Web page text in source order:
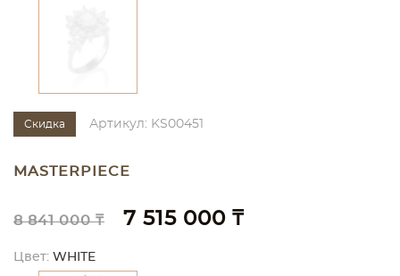
Скидка Артикул: KS00451
MASTERPIECE
8 841 000 ₸ 7 515 000 ₸
Цвет: WHITE